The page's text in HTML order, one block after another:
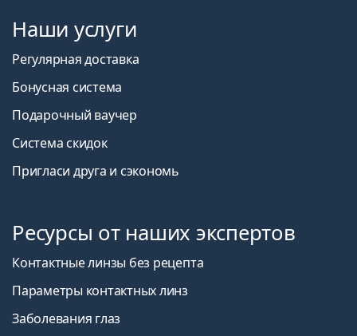
Наши услуги
Регулярная доставка
Бонусная система
Подарочный ваучер
Система скидок
Пригласи друга и сэкономь
Ресурсы от наших экспертов
Контактные линзы без рецепта
Параметры контактных линз
Заболевания глаз